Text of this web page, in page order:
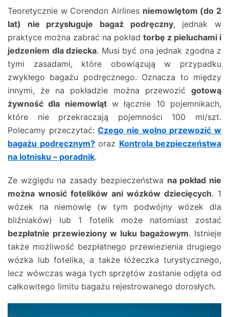
Teoretycznie w Corendon Airlines niemowlętom (do 2
lat) nie przysługuje bagaż podręczny, jednak w
praktyce można zabrać na pokład torbę z pieluchami i
jedzeniem dla dziecka. Musi być ona jednak zgodna z
tymi zasadami, które obowiązują w przypadku
zwykłego bagażu podręcznego. Oznacza to między
innymi, że na pokładzie można przewozić gotową
żywność dla niemowlątw łącznie 10 pojemnikach,
które nie przekraczają pojemności 100 ml/szt.
Polecamy przeczytać:Czego nie wolno przewozić w
bagażu podręcznym?oraz Kontrola bezpieczeństwa
na lotnisku – poradnik.
Ze względu na zasady bezpieczeństwa na pokład nie
można wnosić fotelików ani wózków dziecięcych. 1
wózek na niemowlę (w tym podwójny wózek dla
bliźniaków) lub 1 fotelik może natomiast zostać
bezpłatnie przewieziony w luku bagażowym. Istnieje
także możliwość bezpłatnego przewiezienia drugiego
wózka lub fotelika, a także łóżeczka turystycznego,
lecz wówczas waga tych sprzętów zostanie odjęta od
całkowitego limitu bagażu rejestrowanego dorosłych.